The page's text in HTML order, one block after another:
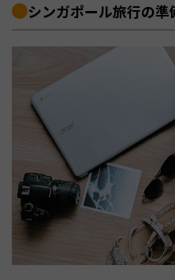
シンガポール旅行の